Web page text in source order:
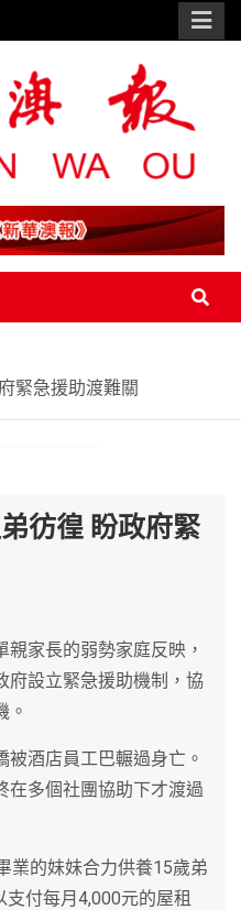
緊急援助渡難關
彷徨 盼政府緊
親家長的弱勢家庭反映，
府設立緊急援助機制，協
。
酒店員工巴輾過身亡。
在多個社團協助下才渡過
業的妹妹合力供養15歲弟
付每月4,000元的屋租